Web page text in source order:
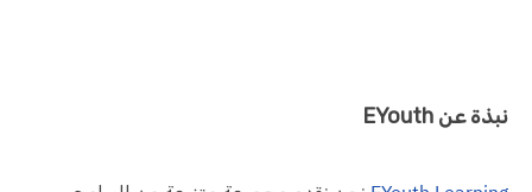
نبذة عن EYouth